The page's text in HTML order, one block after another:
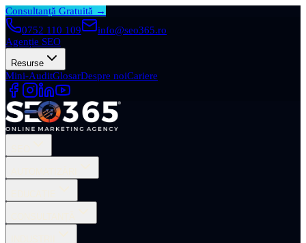
Consultanță Gratuită →
0752 110 109
info@seo365.ro
Agenție SEO
Resurse
Mini-AuditGlosarDespre noiCariere